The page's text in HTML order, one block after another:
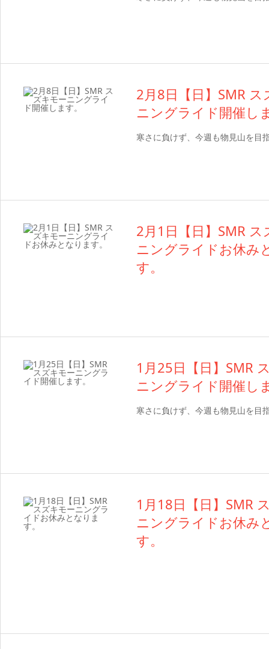
2月8日【日】SMR ス
ニングライド開催し
寒さに負けず、今週も物見山を目
2月1日【日】SMR ス
ニングライドお休み
す。
1月25日【日】SMR
ニングライド開催し
寒さに負けず、今週も物見山を目
1月18日【日】SMR
ニングライドお休み
す。